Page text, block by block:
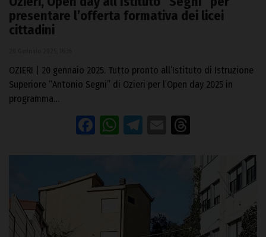
presentare l’offerta formativa dei licei
cittadini
OZIERI | 20 gennaio 2025. Tutto pronto all’Istituto di Istruzione
Superiore “Antonio Segni” di Ozieri per l’Open day 2025 in
programma…
Facebook
WhatsApp
Telegram
Email